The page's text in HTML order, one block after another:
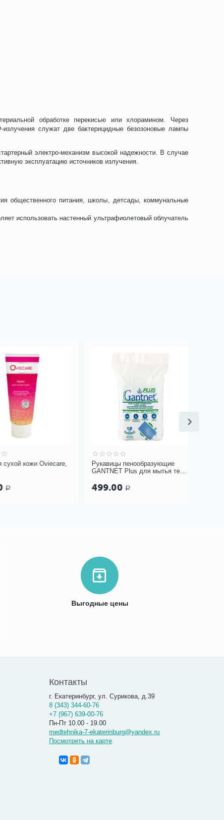
обработке перекисью или хлорамином. Через
служат две бактерицидные безозоновые лампы
электро-механизм высокой надежности. В случае
эксплуатацию источников излучения.
общественного питания, школы, детсады, коммунальные
использовать настенный ультрафиолетовый облучатель
кожи Oviecare,
Рукавицы пенообразующие
GANTNET Plus для мытья тела,
499.00 Р
Выгодные цены
Контакты
г. Екатеринбург, ул. Сурикова, д.39
8 (343) 344-60-76
+7 (967) 639-00-76
Пн-Пт 10.00 - 19.00
medtehnika-7-ekaterinburg@yandex.ru
Посмотреть на карте